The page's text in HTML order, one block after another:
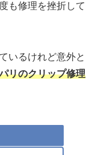
も修理を挫折して
いるけれど意外と
リのクリップ修理